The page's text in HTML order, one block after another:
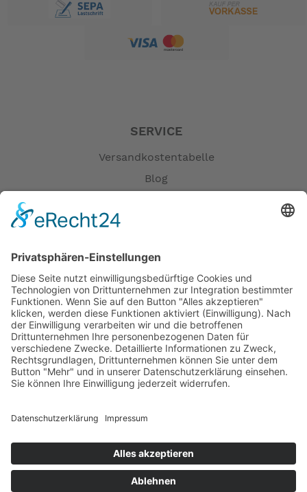
SERVICE
Versandkostentabelle
Blog
Öffnungszeiten
Versandpartner
Verfügbarkeiten
Zahlung und Versand
Datenschutz
Fernabsatz
Widerrufsrecht MS
Widerrufsrecht bei Reparatur
Kontakt
Garantiefall